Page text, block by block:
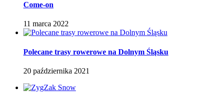
Come-on
11 marca 2022
Polecane trasy rowerowe na Dolnym Śląsku
20 października 2021